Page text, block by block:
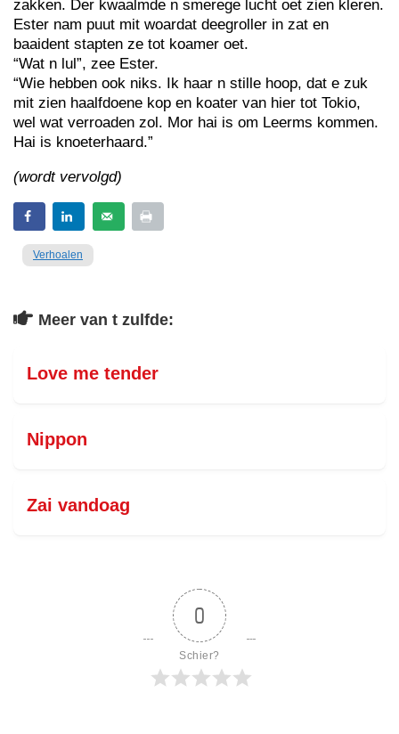
zakken. Der kwaalmde n smerege lucht oet zien kleren.
Ester nam puut mit woardat deegroller in zat en
baaident stapten ze tot koamer oet.
“Wat n lul”, zee Ester.
“Wie hebben ook niks. Ik haar n stille hoop, dat e zuk
mit zien haalfdoene kop en koater van hier tot Tokio,
wel wat verroaden zol. Mor hai is om Leerms kommen.
Hai is knoeterhaard.”
(wordt vervolgd)
Verhoalen
Meer van t zulfde:
Love me tender
Nippon
Zai vandoag
0
Schier?